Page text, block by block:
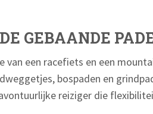
GEBAANDE
van een racefiets en een
bospaden en
reiziger die